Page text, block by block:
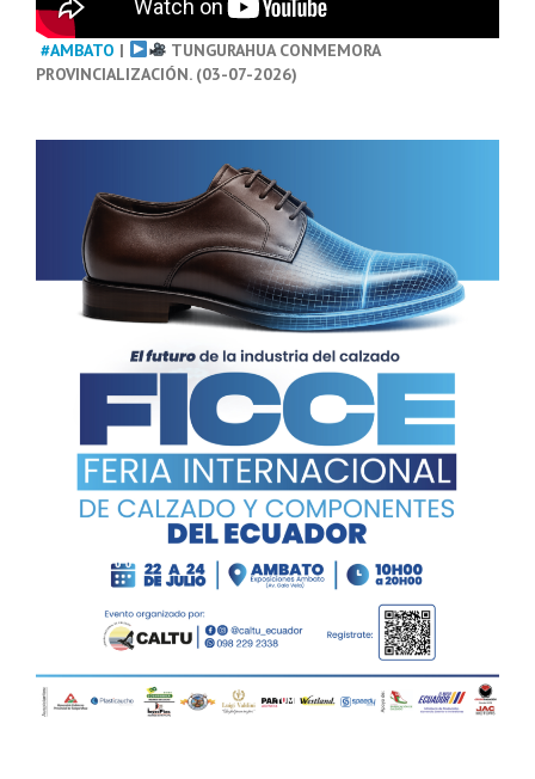
#AMBATO |
TUNGURAHUA CONMEMORA
PROVINCIALIZACIÓN. (03-07-2026)